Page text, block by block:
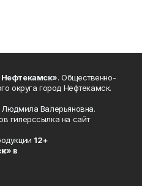
Нефтекамск». Общественно-
округа город Нефтекамск.
Валерьяновна.
гиперссылка на сайт
12+
» в